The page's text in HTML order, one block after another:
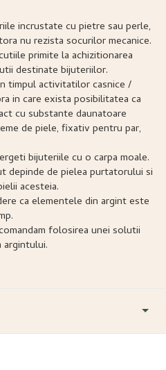
incrustate cu pietre sau perle,
nu rezista socurilor mecanice.
primite la achizitionarea
destinate bijuteriilor.
timpul activitatilor casnice /
in care exista posibilitatea ca
cu substante daunatoare
de piele, fixativ pentru par,
bijuteriile cu o carpa moale.
depinde de pielea purtatorului si
acesteia.
ca elementele din argint este
folosirea unei solutii
argintului.